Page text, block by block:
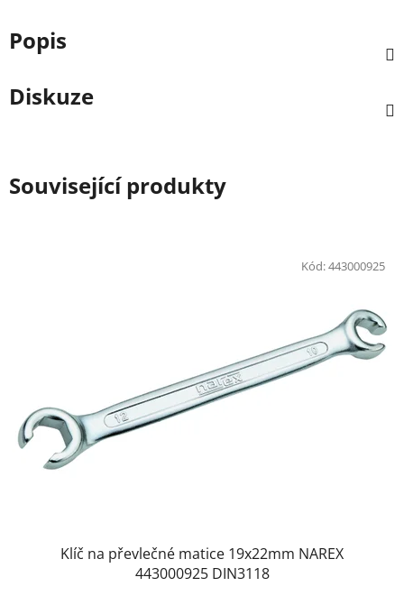
Popis
Diskuze
Související produkty
Klíč na převlečné matice 19x22mm NAREX
443000925 DIN3118
Kód:443000925